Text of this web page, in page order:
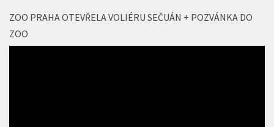
ZOO PRAHA OTEVŘELA VOLIÉRU SEČUÁN + POZVÁNKA DO
ZOO